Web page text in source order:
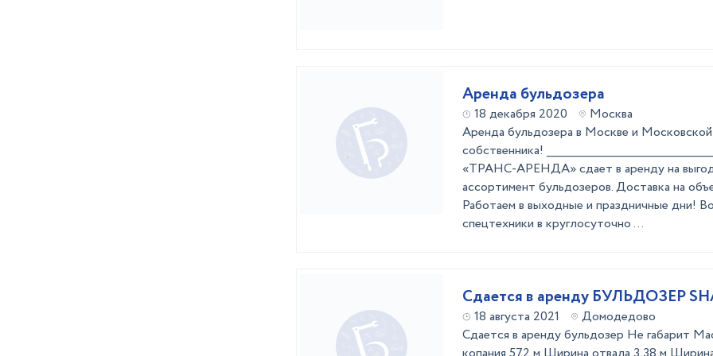
Аренда бульдозера
18 декабря 2020
Москва
Аренда бульдозера в Москве и
собственника!
«ТРАНС-АРЕНДА» сдает в аренду на
ассортимент бульдозеров. Доставка на
Работаем в выходные и праздничные дни!
спецтехники в круглосуточно ...
Сдается в аренду БУЛЬДОЗЕР
18 августа 2021
Домодедово
Сдается в аренду бульдозер Не габарит